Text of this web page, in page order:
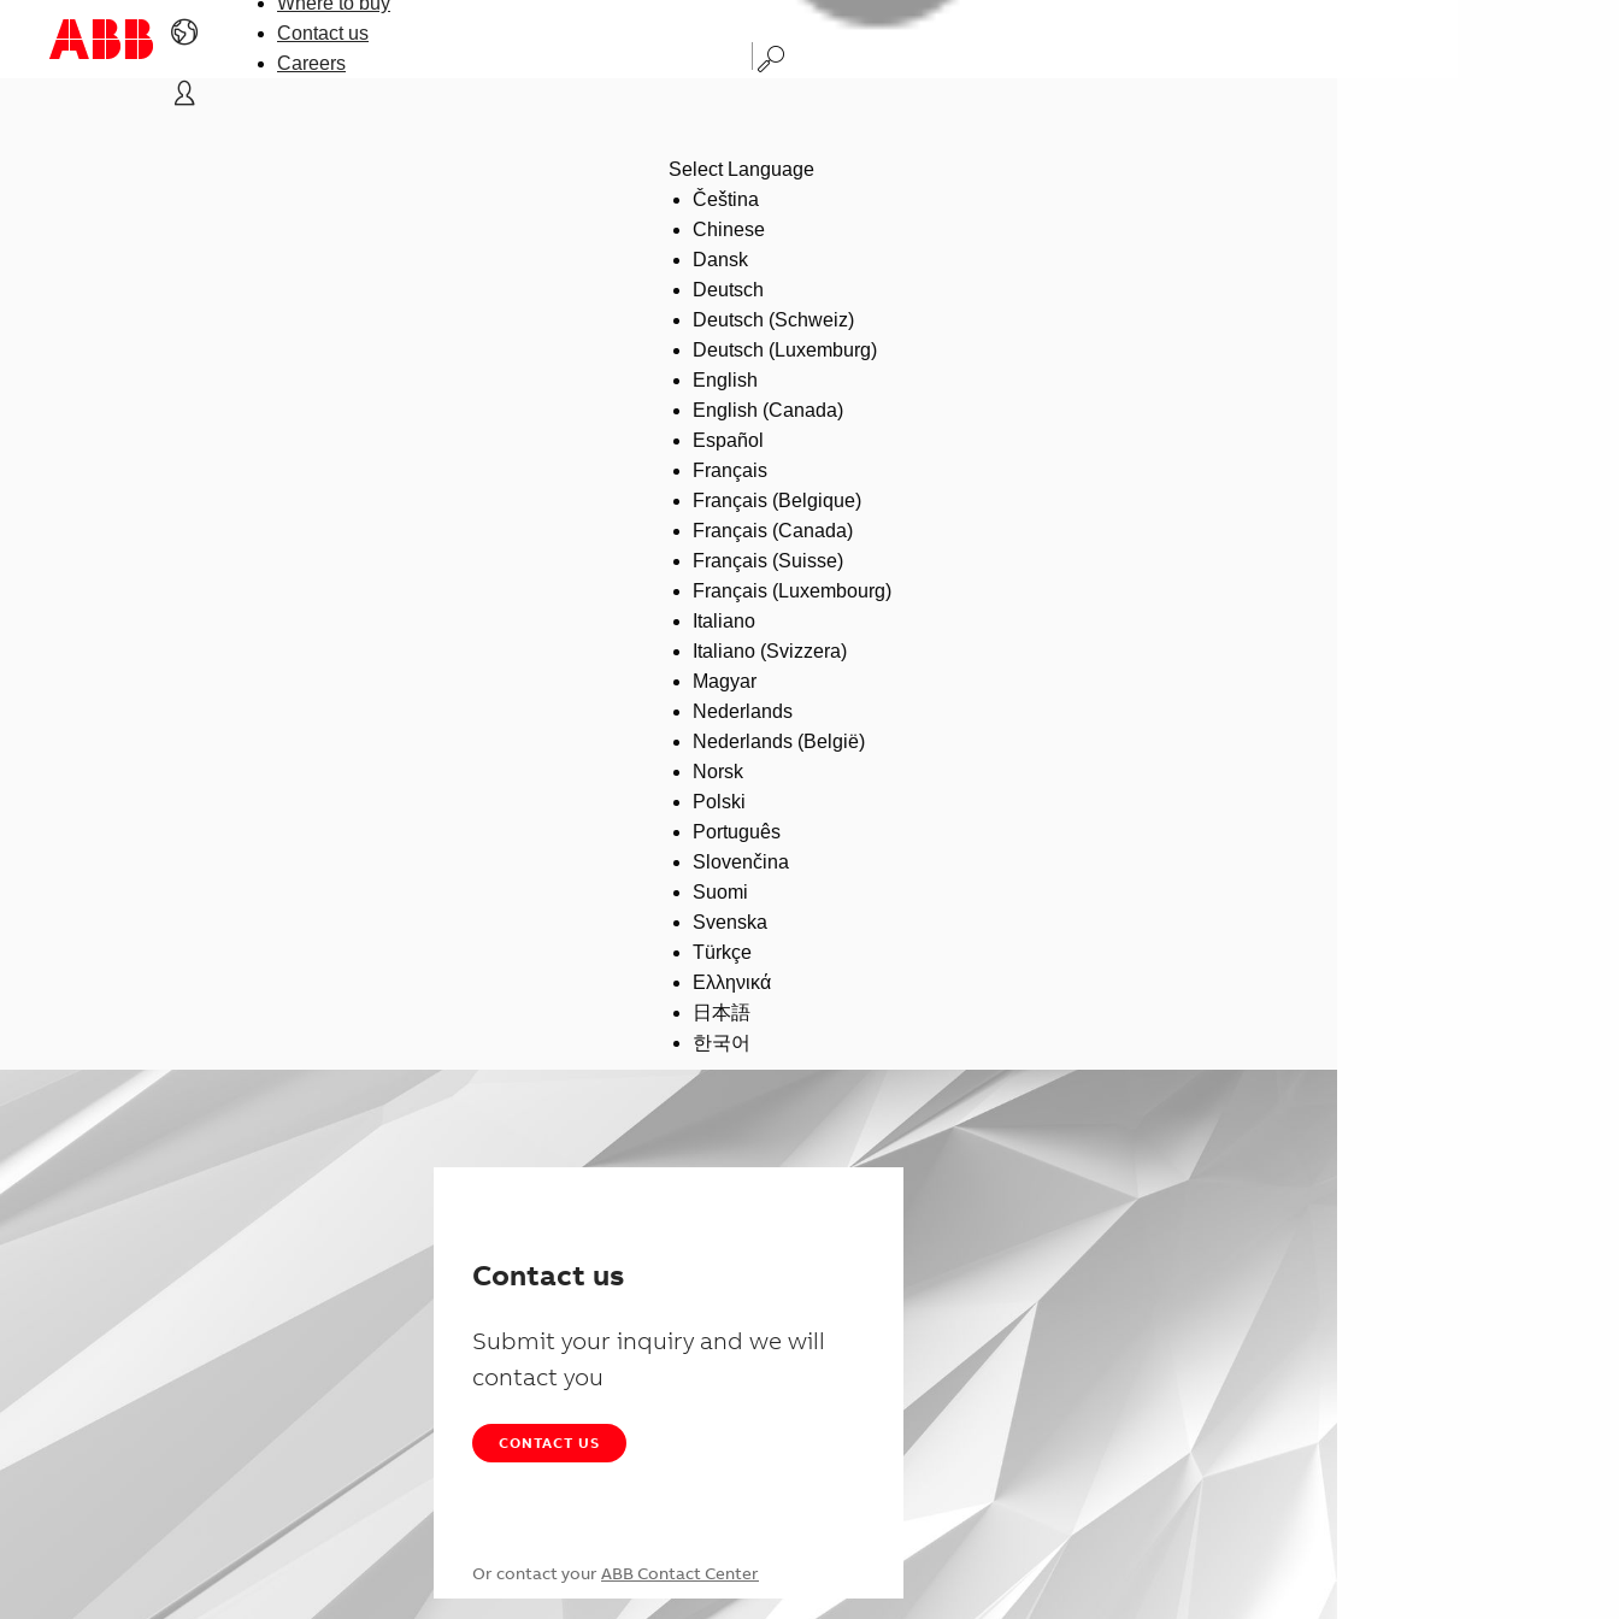
Contact us
Careers
Select Language
Čeština
Chinese
Dansk
Deutsch
Deutsch (Schweiz)
Deutsch (Luxemburg)
English
English (Canada)
Español
Français
Français (Belgique)
Français (Canada)
Français (Suisse)
Français (Luxembourg)
Italiano
Italiano (Svizzera)
Magyar
Nederlands
Nederlands (België)
Norsk
Polski
Português
Slovenčina
Suomi
Svenska
Türkçe
Ελληνικά
日本語
한국어
Contact us
Submit your inquiry and we will
contact you
CONTACT US
Or contact your ABB Contact Center